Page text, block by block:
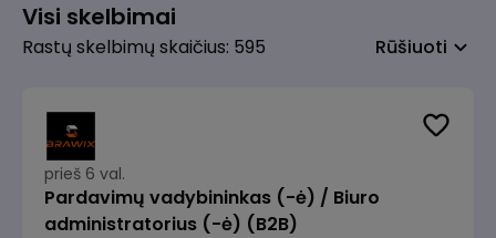
Visi skelbimai
Rastų skelbimų skaičius: 595 Rūšiuoti
prieš 6 val.
Pardavimų vadybininkas (-ė) / Biuro
administratorius (-ė) (B2B)